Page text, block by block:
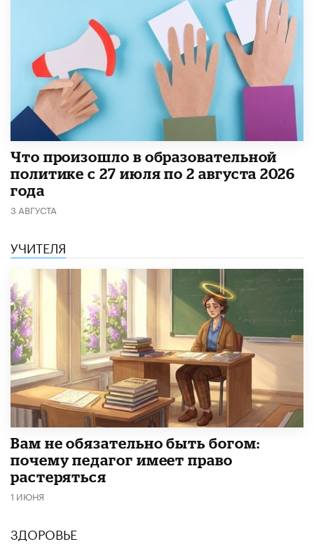
​Что произошло в образовательной
политике с 27 июля по 2 августа 2026
года
3 АВГУСТА
УЧИТЕЛЯ
​Вам не обязательно быть богом:
почему педагог имеет право
растеряться
1 ИЮНЯ
ЗДОРОВЬЕ